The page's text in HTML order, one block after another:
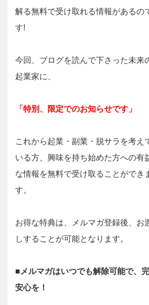
解る無料で受け取れる情報があるの
す!
今回、ブログを読んで下さった未来
起業家に、
「特別、限定でのお知らせです」
これから起業・副業・脱サラを考え
いる方、興味を持ち始めた方への有
な情報を無料で受け取ることができ
す。
お得な特典は、メルマガ登録後、お
しすることが可能となります。
■メルマガはいつでも解除可能で、
安心を！